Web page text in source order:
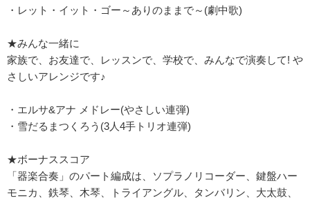
・レット・イット・ゴー～ありのままで～(劇中歌)
★みんな一緒に
家族で、お友達で、レッスンで、学校で、みんなで演奏して! や
さしいアレンジです♪
・エルサ&アナ メドレー(やさしい連弾)
・雪だるまつくろう(3人4手トリオ連弾)
★ボーナススコア
「器楽合奏」のパート編成は、ソプラノリコーダー、鍵盤ハー
モニカ、鉄琴、木琴、トライアングル、タンバリン、大太鼓、